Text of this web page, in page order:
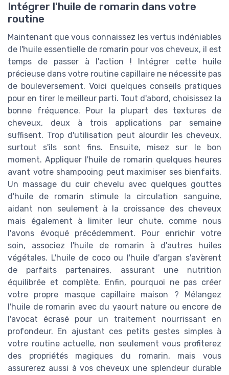
Intégrer l'huile de romarin dans votre
routine
Maintenant que vous connaissez les vertus indéniables
de l'huile essentielle de romarin pour vos cheveux, il est
temps de passer à l'action ! Intégrer cette huile
précieuse dans votre routine capillaire ne nécessite pas
de bouleversement. Voici quelques conseils pratiques
pour en tirer le meilleur parti. Tout d'abord, choisissez la
bonne fréquence. Pour la plupart des textures de
cheveux, deux à trois applications par semaine
suffisent. Trop d'utilisation peut alourdir les cheveux,
surtout s'ils sont fins. Ensuite, misez sur le bon
moment. Appliquer l'huile de romarin quelques heures
avant votre shampooing peut maximiser ses bienfaits.
Un massage du cuir chevelu avec quelques gouttes
d'huile de romarin stimule la circulation sanguine,
aidant non seulement à la croissance des cheveux
mais également à limiter leur chute, comme nous
l'avons évoqué précédemment. Pour enrichir votre
soin, associez l'huile de romarin à d'autres huiles
végétales. L'huile de coco ou l'huile d'argan s'avèrent
de parfaits partenaires, assurant une nutrition
équilibrée et complète. Enfin, pourquoi ne pas créer
votre propre masque capillaire maison ? Mélangez
l'huile de romarin avec du yaourt nature ou encore de
l'avocat écrasé pour un traitement nourrissant en
profondeur. En ajustant ces petits gestes simples à
votre routine actuelle, non seulement vous profiterez
des propriétés magiques du romarin, mais vous
assurerez aussi à vos cheveux une splendeur durable